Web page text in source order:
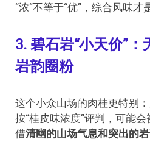
“浓”不等于“优”，综合风味才
3. 碧石岩“小天价”
岩韵圈粉
这个小众山场的肉桂更特别
按“桂皮味浓度”评判，可能
借清幽的山场气息和突出的